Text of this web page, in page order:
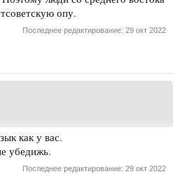
опу.
Последнее редактирование: 29 окт 2022
как у вас.
убедижь.
Последнее редактирование: 29 окт 2022